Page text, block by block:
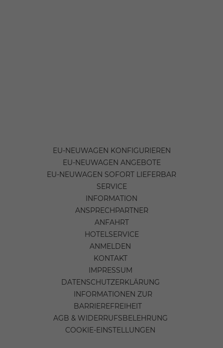
EU-NEUWAGEN KONFIGURIEREN
EU-NEUWAGEN ANGEBOTE
EU-NEUWAGEN SOFORT LIEFERBAR
SERVICE
INFORMATION
ANSPRECHPARTNER
ANFAHRT
HOTELSERVICE
ANMELDEN
KONTAKT
IMPRESSUM
DATENSCHUTZERKLÄRUNG
INFORMATIONEN ZUR
BARRIEREFREIHEIT
AGB & WIDERRUFSBELEHRUNG
COOKIE-EINSTELLUNGEN